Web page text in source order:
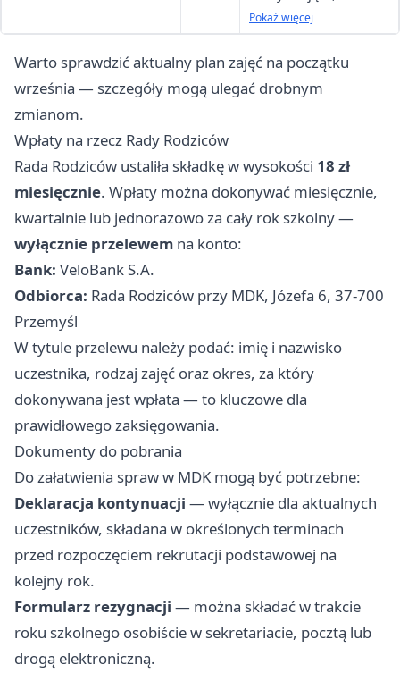
Bkontynuująca)
16:35 — Gr. B
kontynuująca, 16:40
17:25 — Gr. A
początkująca
Pokaż więcej
Warto sprawdzić aktualny plan zajęć na początku
września — szczegóły mogą ulegać drobnym
zmianom.
Wpłaty na rzecz Rady Rodziców
Rada Rodziców ustaliła składkę w wysokości 18 zł
miesięcznie. Wpłaty można dokonywać miesięcznie,
kwartalnie lub jednorazowo za cały rok szkolny —
wyłącznie przelewem na konto:
Bank: VeloBank S.A.
Odbiorca: Rada Rodziców przy MDK, Józefa 6, 37-700
Przemyśl
W tytule przelewu należy podać: imię i nazwisko
uczestnika, rodzaj zajęć oraz okres, za który
dokonywana jest wpłata — to kluczowe dla
prawidłowego zaksięgowania.
Dokumenty do pobrania
Do załatwienia spraw w MDK mogą być potrzebne:
Deklaracja kontynuacji — wyłącznie dla aktualnych
uczestników, składana w określonych terminach
przed rozpoczęciem rekrutacji podstawowej na
kolejny rok.
Formularz rezygnacji — można składać w trakcie
roku szkolnego osobiście w sekretariacie, pocztą lub
drogą elektroniczną.